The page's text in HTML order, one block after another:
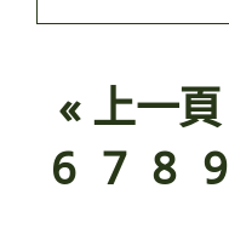
« 上一頁
6 7 8 9